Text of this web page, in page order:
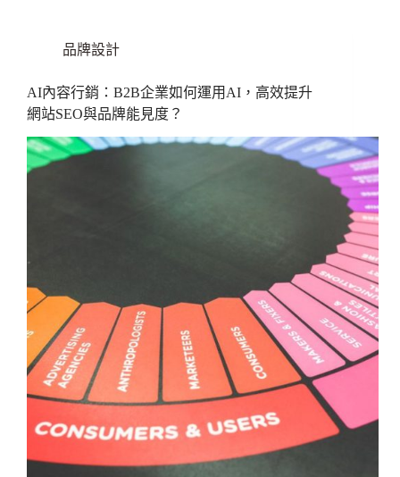
品牌設計
AI內容行銷：B2B企業如何運用AI，高效提升
網站SEO與品牌能見度？